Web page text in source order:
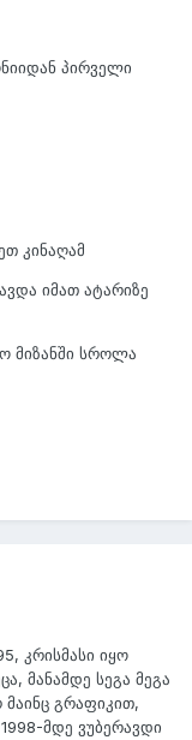
პირველი
კინაღამ
იმათ ატარიზე
მიზანში სროლა
კრისმასი იყო
მანამდე სეგა მეგა
გრაფიკით,
მდე ვუბერავდი